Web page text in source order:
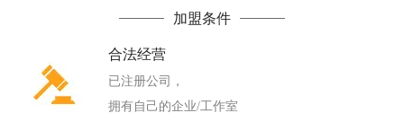
加盟条件
合法经营
已注册公司，
拥有自己的企业/工作室